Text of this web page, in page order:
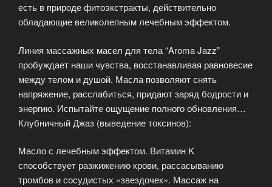
есть в природе фитоэкстракты, действительно
обладающие великолепным лечебным эффектом.
Линия массажных масел для тела “Aroma Jazz”
пробуждает наши чувства, восстанавливая равновесие
между телом и душой. Масла позволяют снять
напряжение, расслабиться, придают заряд бодрости и
энергию. Испытайте ощущение полного обновления…
Клубничный Джаз (выведение токсинов):
Масло с лечебным эффектом. Витамин K
способствует разжижению крови, рассасыванию
тромбов и сосудистых «звездочек». Массаж на